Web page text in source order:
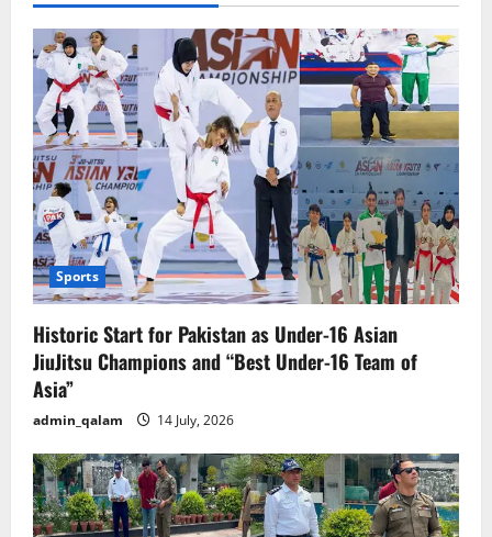
Sports
Historic Start for Pakistan as Under-16 Asian
JiuJitsu Champions and “Best Under-16 Team of
Asia”
admin_qalam 14 July, 2026